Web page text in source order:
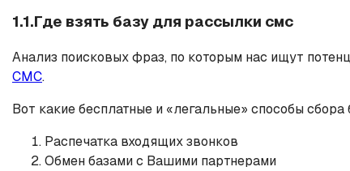
1.1.Где взять базу для рассылки смс
Анализ поисковых фраз, по которым нас ищут
СМС.
Вот какие бесплатные и «легальные» способы
Распечатка входящих звонков
Обмен базами с Вашими партнерами